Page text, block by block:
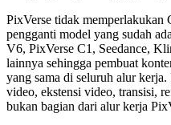
PixVerse tidak memperlakukan
pengganti model yang sudah
V6, PixVerse C1, Seedance,
lainnya sehingga pembuat
yang sama di seluruh alur
video, ekstensi video, transisi,
bukan bagian dari alur kerja